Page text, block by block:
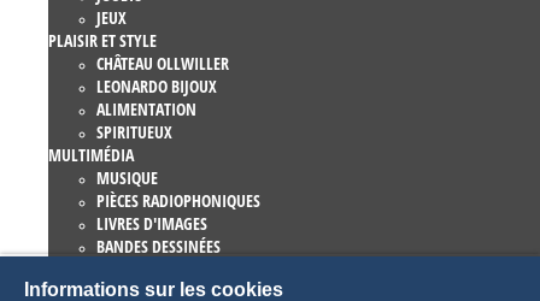
JEUX
PLAISIR ET STYLE
CHÂTEAU OLLWILLER
LEONARDO BIJOUX
ALIMENTATION
SPIRITUEUX
MULTIMÉDIA
MUSIQUE
PIÈCES RADIOPHONIQUES
LIVRES D'IMAGES
BANDES DESSINÉES
EUROPA-PARK LIVRES
Informations sur les cookies